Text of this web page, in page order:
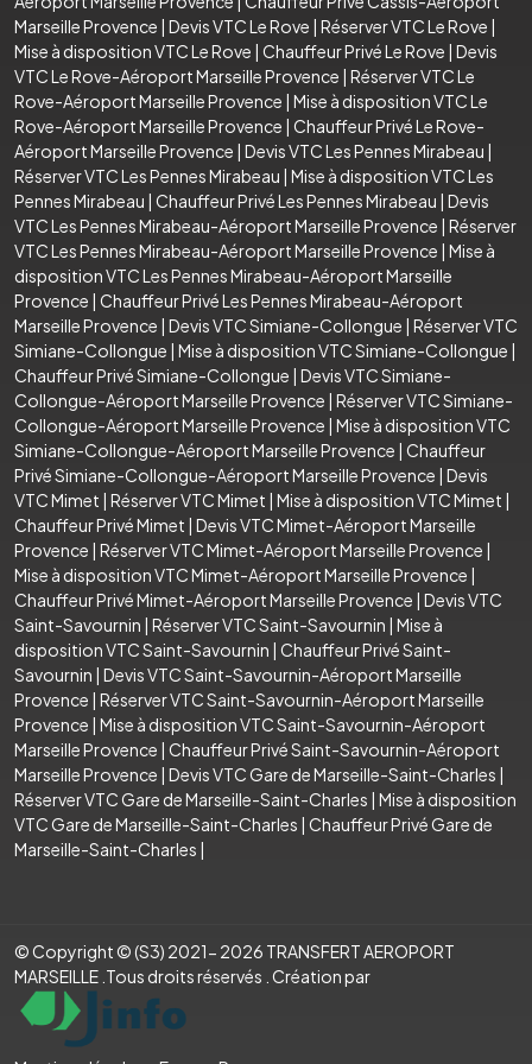
Marseille Provence | Devis VTC Le Rove | Réserver VTC Le Rove |
Mise à disposition VTC Le Rove | Chauffeur Privé Le Rove | Devis
VTC Le Rove-Aéroport Marseille Provence | Réserver VTC Le
Rove-Aéroport Marseille Provence | Mise à disposition VTC Le
Rove-Aéroport Marseille Provence | Chauffeur Privé Le Rove-
Aéroport Marseille Provence | Devis VTC Les Pennes Mirabeau |
Réserver VTC Les Pennes Mirabeau | Mise à disposition VTC Les
Pennes Mirabeau | Chauffeur Privé Les Pennes Mirabeau | Devis
VTC Les Pennes Mirabeau-Aéroport Marseille Provence | Réserver
VTC Les Pennes Mirabeau-Aéroport Marseille Provence | Mise à
disposition VTC Les Pennes Mirabeau-Aéroport Marseille
Provence | Chauffeur Privé Les Pennes Mirabeau-Aéroport
Marseille Provence | Devis VTC Simiane-Collongue | Réserver VTC
Simiane-Collongue | Mise à disposition VTC Simiane-Collongue |
Chauffeur Privé Simiane-Collongue | Devis VTC Simiane-
Collongue-Aéroport Marseille Provence | Réserver VTC Simiane-
Collongue-Aéroport Marseille Provence | Mise à disposition VTC
Simiane-Collongue-Aéroport Marseille Provence | Chauffeur
Privé Simiane-Collongue-Aéroport Marseille Provence | Devis
VTC Mimet | Réserver VTC Mimet | Mise à disposition VTC Mimet |
Chauffeur Privé Mimet | Devis VTC Mimet-Aéroport Marseille
Provence | Réserver VTC Mimet-Aéroport Marseille Provence |
Mise à disposition VTC Mimet-Aéroport Marseille Provence |
Chauffeur Privé Mimet-Aéroport Marseille Provence | Devis VTC
Saint-Savournin | Réserver VTC Saint-Savournin | Mise à
disposition VTC Saint-Savournin | Chauffeur Privé Saint-
Savournin | Devis VTC Saint-Savournin-Aéroport Marseille
Provence | Réserver VTC Saint-Savournin-Aéroport Marseille
Provence | Mise à disposition VTC Saint-Savournin-Aéroport
Marseille Provence | Chauffeur Privé Saint-Savournin-Aéroport
Marseille Provence | Devis VTC Gare de Marseille-Saint-Charles |
Réserver VTC Gare de Marseille-Saint-Charles | Mise à disposition
VTC Gare de Marseille-Saint-Charles | Chauffeur Privé Gare de
Marseille-Saint-Charles |
© Copyright © (S3) 2021- 2026 TRANSFERT AEROPORT
MARSEILLE .Tous droits réservés . Création par